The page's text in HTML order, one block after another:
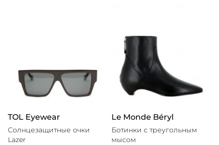
TOL Eyewear
Солнцезащитные очки
Lazer
Le Monde Béryl
Ботинки с треугольным
мысом